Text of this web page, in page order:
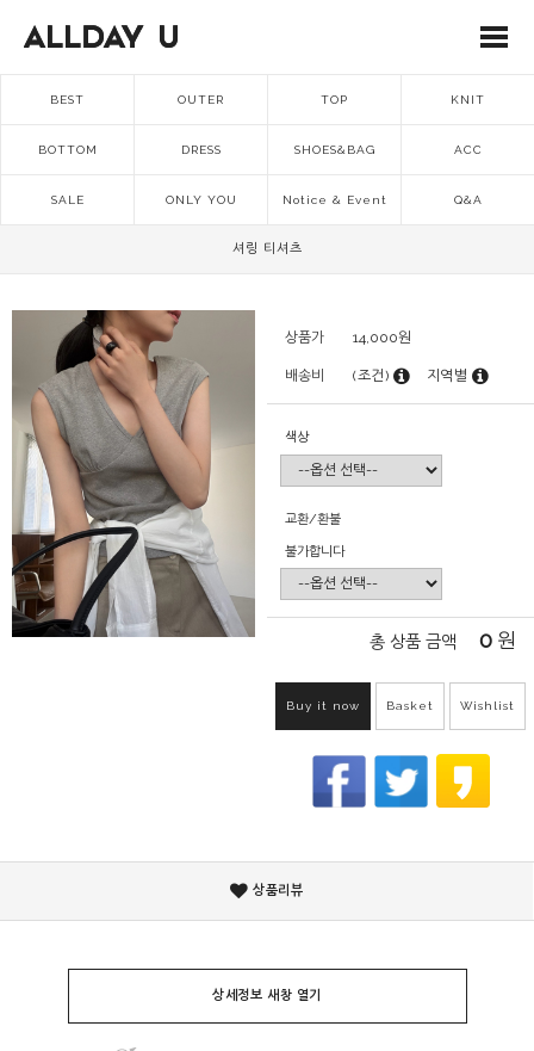
BEST OUTER TOP KNIT
BOTTOM DRESS SHOES&BAG ACC
SALE ONLY YOU Notice & Event Q&A
셔링 티셔츠
상품가 14,000원
배송비 (조건) 지역별
색상
교환/환불
불가합니다
총 상품 금액 0 원
Buy it now Basket Wishlist
상품리뷰
상세정보 새창 열기